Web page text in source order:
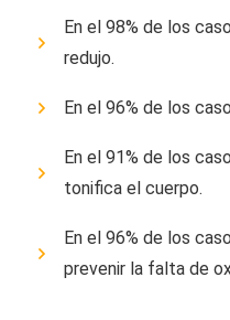
En el 98% de los
redujo.
En el 96% de los
En el 91% de los
tonifica el cuerpo.
En el 96% de los
prevenir la falta de